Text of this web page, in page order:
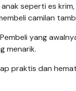
seperti es
camilan
yang
menarik.
praktis dan